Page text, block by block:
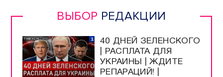
ВЫБОР РЕДАКЦИИ
40 ДНЕЙ ЗЕЛЕНСКОГО
| РАСПЛАТА ДЛЯ
УКРАИНЫ | ЖДИТЕ
РЕПАРАЦИЙ! |